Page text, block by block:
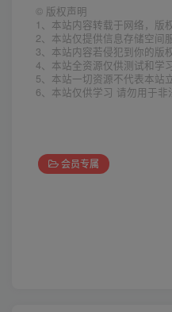
© 版权声明
1、本站内容转载于网络，版
2、本站仅提供信息存储空间
3、本站内容若侵犯到你的版
4、本站全资源仅供测试和学
5、本站一切资源不代表本站
6、本站仅供学习 请勿用于
会员专属